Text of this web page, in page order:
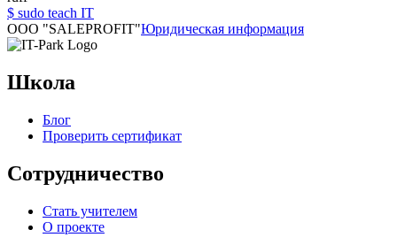
$ sudo teach IT
OOO "SALEPROFIT"Юридическая информация
Школа
Блог
Проверить сертификат
Сотрудничество
Стать учителем
О проекте